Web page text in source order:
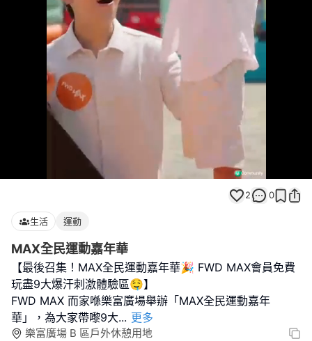
Loaded
100.00%
2 0
生活 運動
MAX全民運動嘉年華
【最後召集！MAX全民運動嘉年華🎉 FWD MAX會員免費
玩盡9大爆汗刺激體驗區🤤】
FWD MAX 而家喺樂富廣場舉辦「MAX全民運動嘉年
華」，為大家帶嚟9大... 更多
樂富廣場 B 區戶外休憩用地